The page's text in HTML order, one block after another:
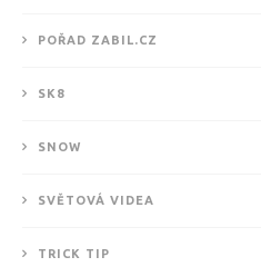
POŘAD ZABIL.CZ
SK8
SNOW
SVĚTOVÁ VIDEA
TRICK TIP